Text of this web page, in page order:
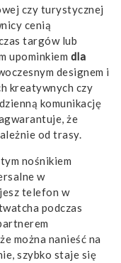
czy turystycznej
cenią
targów lub
upominkiem dla
designem i
kreatywnych czy
komunikację
że
od trasy.
nośnikiem
w
telefon w
podczas
można nanieść na
szybko staje się